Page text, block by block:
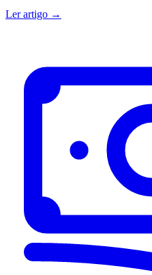
Ler artigo →